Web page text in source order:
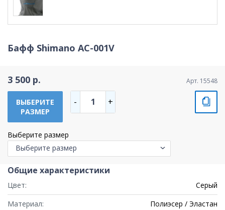
Бафф Shimano AC-001V
3 500 р. Арт. 15548
ВЫБЕРИТЕ
РАЗМЕР
- 1 +
Выберите размер
Выберите размер
Общие характеристики
Цвет:
Серый
Материал:
Полиэсер / Эластан